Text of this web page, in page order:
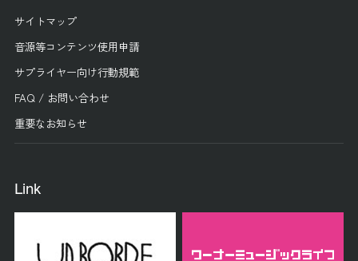
サイトマップ
音源等コンテンツ使用申請
サプライヤー向け行動規範
FAQ / お問い合わせ
重要なお知らせ
Link